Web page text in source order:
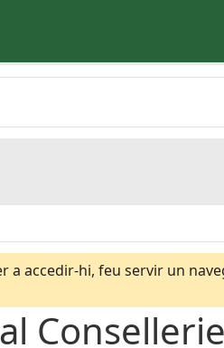
a accedir-hi, feu servir un